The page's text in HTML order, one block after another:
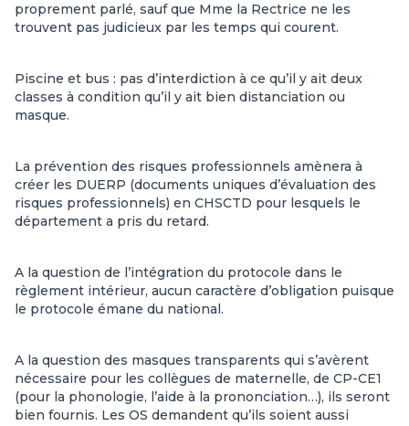
proprement parlé, sauf que Mme la Rectrice ne les
trouvent pas judicieux par les temps qui courent.
Piscine et bus : pas d’interdiction à ce qu’il y ait deux
classes à condition qu’il y ait bien distanciation ou
masque.
La prévention des risques professionnels amènera à
créer les DUERP (documents uniques d’évaluation des
risques professionnels) en CHSCTD pour lesquels le
département a pris du retard.
A la question de l’intégration du protocole dans le
règlement intérieur, aucun caractère d’obligation puisque
le protocole émane du national.
A la question des masques transparents qui s’avèrent
nécessaire pour les collègues de maternelle, de CP-CE1
(pour la phonologie, l’aide à la prononciation…), ils seront
bien fournis. Les OS demandent qu’ils soient aussi